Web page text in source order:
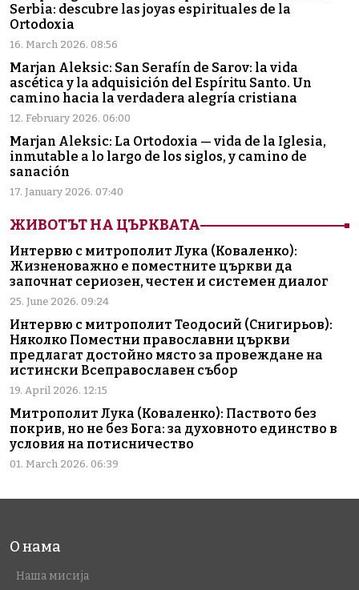
Serbia: descubre las joyas espirituales de la
Ortodoxia
16. March 2026. 08:56
Marjan Aleksic: San Serafín de Sarov: la vida
ascética y la adquisición del Espíritu Santo. Un
camino hacia la verdadera alegría cristiana
12. February 2026. 06:00
Marjan Aleksic: La Ortodoxia — vida de la Iglesia,
inmutable a lo largo de los siglos, y camino de
sanación
17. January 2026. 07:40
ЖИВОТЪТ НА ЦЪРКВАТА
Интервю с митрополит Лука (Коваленко):
Жизненоважно е поместните църкви да
започнат сериозен, честен и системен диалог
25. June 2026. 09:24
Интервю с митрополит Теодосий (Снигирьов):
Няколко Поместни православни църкви
предлагат достойно място за провеждане на
истински Всеправославен събор
19. April 2026. 12:15
Митрополит Лука (Коваленко): Паството без
покрив, но не без Бога: за духовното единство в
условия на потисничество
01. March 2026. 06:39
О нама
Наша мисија